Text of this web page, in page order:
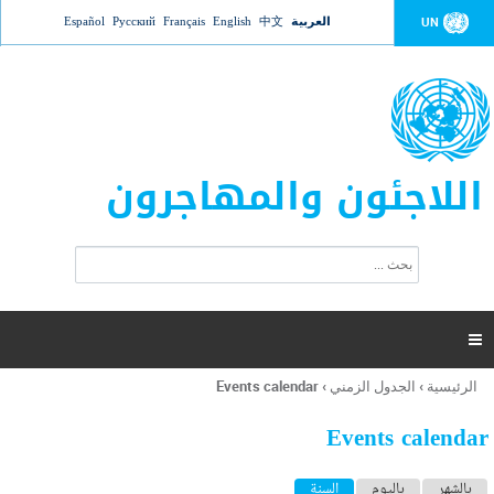
Jump to navigation UN العربية 中文
English
Français
Русский
Español
اللاجئون والمهاجرون
ت
ر
ل
ح
ب

أنت
هنا
الرئيسية › الجدول الزمني ›
Events calendar
Events calendar